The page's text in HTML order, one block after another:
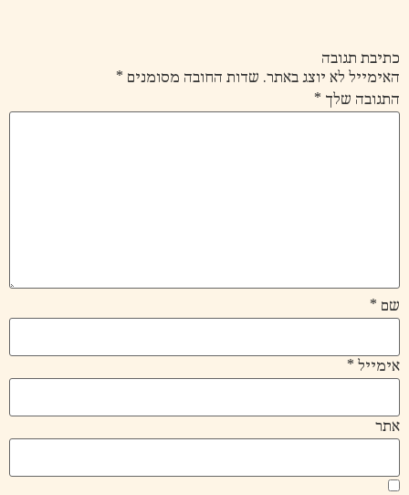
כתיבת תגובה
האימייל לא יוצג באתר. שדות החובה מסומנים *
התגובה שלך *
שם *
אימייל *
אתר